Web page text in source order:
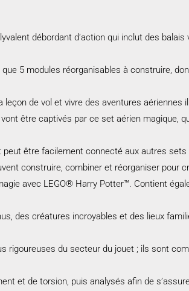
débordant d’action qui inclut des
5 modules réorganisables à construire,
de vol et vivre des aventures aériennes
être captivés par ce set aérien magique,
être facilement connecté aux autres
construire, combiner et réorganiser pour
avec LEGO® Harry Potter™. Contient
des créatures incroyables et des lieux
du secteur du jouet ; ils sont
et de torsion, puis analysés afin de